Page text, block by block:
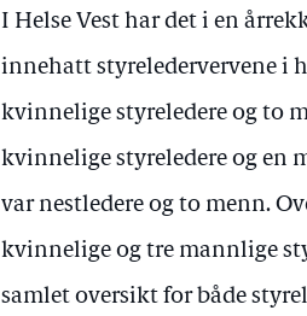
I Helse Vest har det i en
innehatt styreledervervene i
kvinnelige styreledere og to
kvinnelige styreledere og en
var nestledere og to menn.
kvinnelige og tre mannlige
samlet oversikt for både